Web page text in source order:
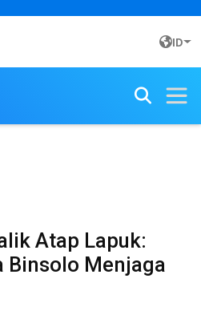
ID
Atap Lapuk:
Binsolo Menjaga